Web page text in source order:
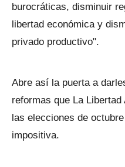
burocráticas, disminuir
libertad económica y
privado productivo".
Abre así la puerta a
reformas que La
las elecciones de
impositiva.